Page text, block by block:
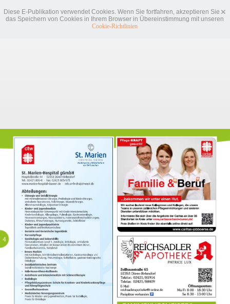
Diese E-Publikation verwendet Cookies. Wenn Sie fortfahren, akzeptieren Sie
das Speichern von Cookies in Ihrem Browser in Übereinstimmung mit unseren
Cookie-Richtlinien